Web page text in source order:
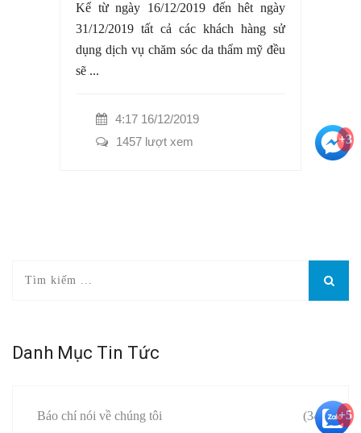
Kể từ ngày 16/12/2019 đến hêt ngày
31/12/2019 tất cả các khách hàng sử
dụng dịch vụ chăm sóc da thẩm mỹ đều
sẽ ...
4:17 16/12/2019
1457 lượt xem
Danh Mục Tin Tức
Báo chí nói về chúng tôi (34)
+3
+5